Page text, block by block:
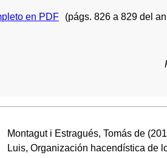
en PDF (págs. 826 a 829 del
Montagut i Estragués, Tomás de
Luis, Organización hacendística de